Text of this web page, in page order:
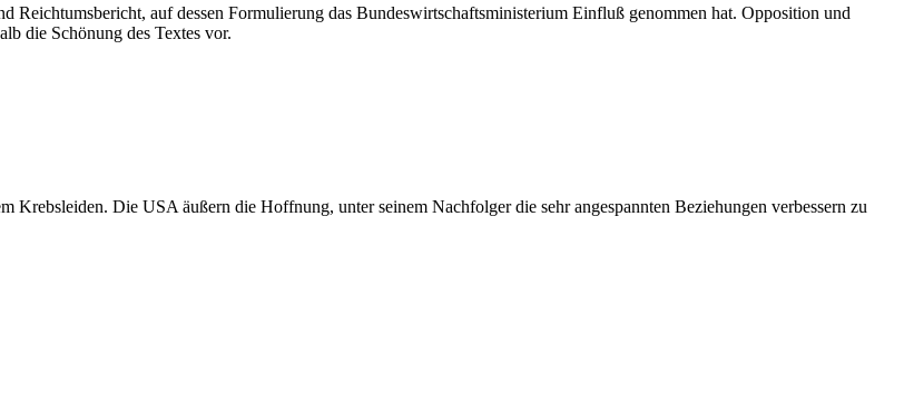
Reichtumsbericht, auf dessen Formulierung das Bundeswirtschaftsministerium Einfluß genommen hat. Opposition und
die Schönung des Textes vor.
Krebsleiden. Die USA äußern die Hoffnung, unter seinem Nachfolger die sehr angespannten Beziehungen verbessern zu